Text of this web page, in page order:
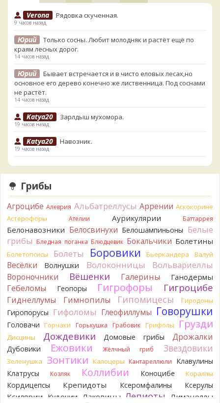
Verona Рядовка скученная.
9 часов назад
Юрий
Только сосны. Любит молодняк и растёт ещё по
краям лесных дорог.
14 часов назад
Юрий
Бывает встречается и в чисто еловых лесах,но
основное его дерево конечно же лиственница. Под соснами
не растёт.
14 часов назад
Katya20 Зарлдыш мухомора.
19 часов назад
Katya20 Навозник.
19 часов назад
Verona Скорее всего он.
1 день назад
Verona
1 день назад
Verona
Рядовка мыльная, судя по пластинкам.
Правильно сделали, что не взяли.
1 день назад
BorisM Подгруздок чёрный, или близкие виды
1 день назад
BorisM Сдаётся мне, на земле и в руке - разные грибы.
1 день назад
Кирилл
Вони не было, но вода и гриб при варке
начали желтеть. Выкинул. Большое спасибо.
1 день назад
Кирилл Спасибо.
1 день назад
Tatiana_A
Да. Но они не все безоговорочно
съедобны.
1 день назад
Tatiana_A
В следующий раз вырвите его целиком и
Грибы
Агроцибе Алеврия Альбатреллусы Аррении Аскокорине
Астерофоры
Ателии Аурикулярии Баттаррея
Белонавозники Белосвинухи Белошампиньоны Белые
грибы Бледная поганка Блюдцевик Бокальчики Болетины
Болетопсисы Болеты Боровики Бьеркандера Валуй
Весёлки Волнушки Волоконницы Вольвариеллы
Вороночники Вёшенки Галерины Ганодермы
Гебеломы Геопоры Гигрофоры Гигроцибе
Гиднеллумы Гимнопилы Гипомицесы Гиродоны
Гиропорусы Гифоломы Глеофиллумы Говорушки
Головачи Горчаки Горькушка Грабовик Грифолы Грузди
Дисцины Дождевики Домовые грибы Дрожалки
Дубовики Ежовики Жёлчный гриб Звездовики
Зеленушка Зонтики Калоцеры Кантареллюли
Клавулины
Клатрусы
Козляк Коллибии Коноцибе Кораллы
Кордицепсы Крепидоты Ксеромфалины Ксерулы
Ксилярии Кудонии Лаковицы Лепиоты Лимацеллы